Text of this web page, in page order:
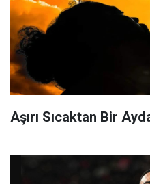
Aşırı Sıcaktan Bir